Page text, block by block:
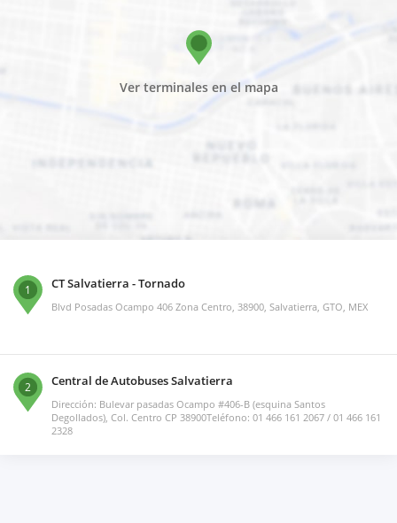
Ver terminales en el mapa
1 CT Salvatierra - Tornado
Blvd Posadas Ocampo 406 Zona Centro, 38900, Salvatierra, GTO, MEX
2 Central de Autobuses Salvatierra
Dirección: Bulevar pasadas Ocampo #406-B (esquina Santos
Degollados), Col. Centro CP 38900Teléfono: 01 466 161 2067 / 01 466 161
2328